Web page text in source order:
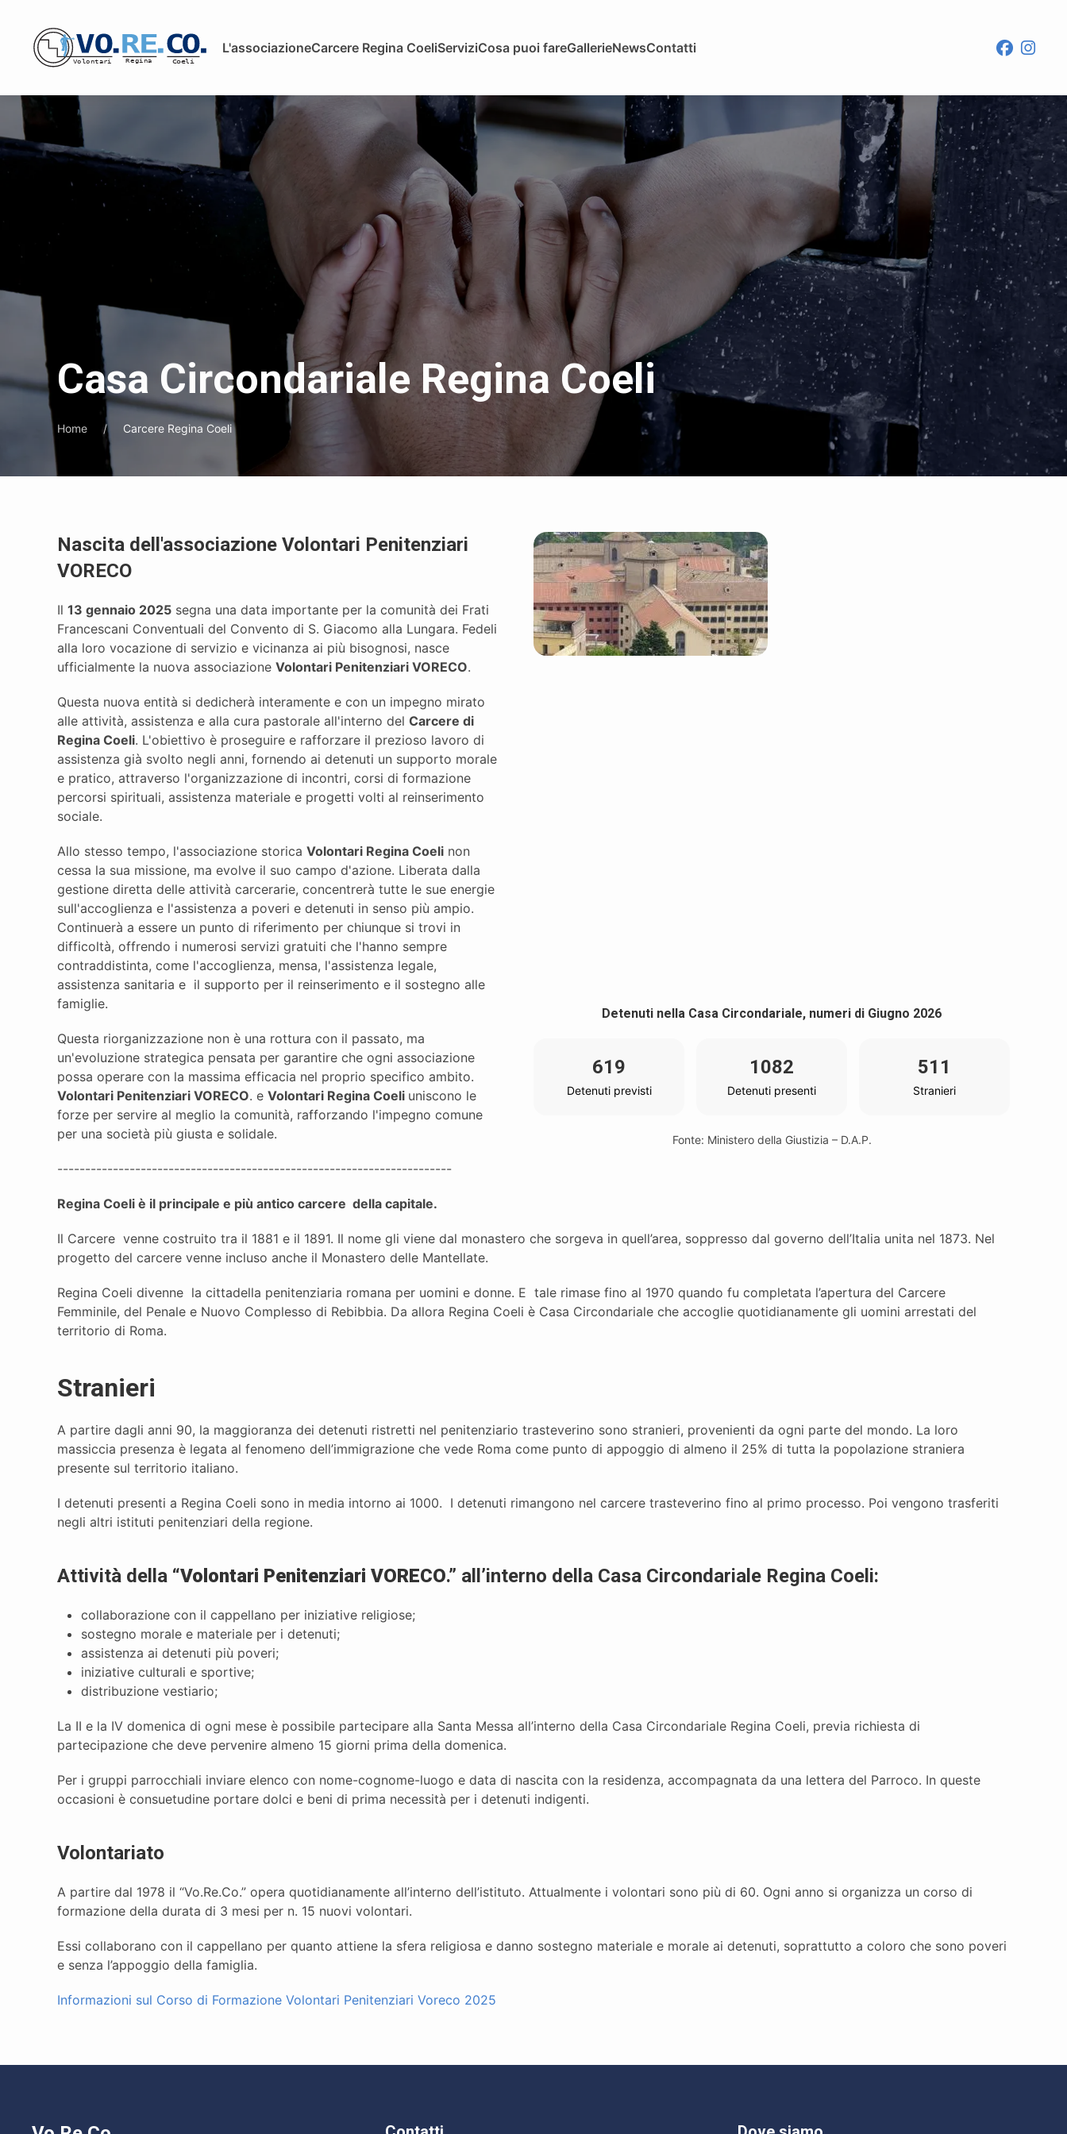
L'associazioneCarcere Regina CoeliServiziCosa puoi fareGallerieNewsContatti
Casa Circondariale Regina Coeli
Home Carcere Regina Coeli
Detenuti nella Casa Circondariale, numeri di Giugno 2026
619
Detenuti previsti
1082
Detenuti presenti
511
Stranieri
Fonte: Ministero della Giustizia – D.A.P.
Nascita dell'associazione Volontari Penitenziari
VORECO
Il 13 gennaio 2025 segna una data importante per la comunità dei Frati
Francescani Conventuali del Convento di S. Giacomo alla Lungara. Fedeli
alla loro vocazione di servizio e vicinanza ai più bisognosi, nasce
ufficialmente la nuova associazione Volontari Penitenziari VORECO.
Questa nuova entità si dedicherà interamente e con un impegno mirato
alle attività, assistenza e alla cura pastorale all'interno del Carcere di
Regina Coeli. L'obiettivo è proseguire e rafforzare il prezioso lavoro di
assistenza già svolto negli anni, fornendo ai detenuti un supporto morale
e pratico, attraverso l'organizzazione di incontri, corsi di formazione
percorsi spirituali, assistenza materiale e progetti volti al reinserimento
sociale.
Allo stesso tempo, l'associazione storica Volontari Regina Coeli non
cessa la sua missione, ma evolve il suo campo d'azione. Liberata dalla
gestione diretta delle attività carcerarie, concentrerà tutte le sue energie
sull'accoglienza e l'assistenza a poveri e detenuti in senso più ampio.
Continuerà a essere un punto di riferimento per chiunque si trovi in
difficoltà, offrendo i numerosi servizi gratuiti che l'hanno sempre
contraddistinta, come l'accoglienza, mensa, l'assistenza legale,
assistenza sanitaria e il supporto per il reinserimento e il sostegno alle
famiglie.
Questa riorganizzazione non è una rottura con il passato, ma
un'evoluzione strategica pensata per garantire che ogni associazione
possa operare con la massima efficacia nel proprio specifico ambito.
Volontari Penitenziari VORECO. e Volontari Regina Coeli uniscono le
forze per servire al meglio la comunità, rafforzando l'impegno comune
per una società più giusta e solidale.
-----------------------------------------------------------------------
Regina Coeli è il principale e più antico carcere della capitale.
Il Carcere venne costruito tra il 1881 e il 1891. Il nome gli viene dal monastero che sorgeva in quell’area, soppresso dal governo dell’Italia unita nel 1873. Nel
progetto del carcere venne incluso anche il Monastero delle Mantellate.
Regina Coeli divenne la cittadella penitenziaria romana per uomini e donne. E tale rimase fino al 1970 quando fu completata l’apertura del Carcere
Femminile, del Penale e Nuovo Complesso di Rebibbia. Da allora Regina Coeli è Casa Circondariale che accoglie quotidianamente gli uomini arrestati del
territorio di Roma.
Stranieri
A partire dagli anni 90, la maggioranza dei detenuti ristretti nel penitenziario trasteverino sono stranieri, provenienti da ogni parte del mondo. La loro
massiccia presenza è legata al fenomeno dell’immigrazione che vede Roma come punto di appoggio di almeno il 25% di tutta la popolazione straniera
presente sul territorio italiano.
I detenuti presenti a Regina Coeli sono in media intorno ai 1000. I detenuti rimangono nel carcere trasteverino fino al primo processo. Poi vengono trasferiti
negli altri istituti penitenziari della regione.
Attività della “Volontari Penitenziari VORECO.” all’interno della Casa Circondariale Regina Coeli:
collaborazione con il cappellano per iniziative religiose;
sostegno morale e materiale per i detenuti;
assistenza ai detenuti più poveri;
iniziative culturali e sportive;
distribuzione vestiario;
La II e la IV domenica di ogni mese è possibile partecipare alla Santa Messa all’interno della Casa Circondariale Regina Coeli, previa richiesta di
partecipazione che deve pervenire almeno 15 giorni prima della domenica.
Per i gruppi parrocchiali inviare elenco con nome-cognome-luogo e data di nascita con la residenza, accompagnata da una lettera del Parroco. In queste
occasioni è consuetudine portare dolci e beni di prima necessità per i detenuti indigenti.
Volontariato
A partire dal 1978 il “Vo.Re.Co.” opera quotidianamente all’interno dell’istituto. Attualmente i volontari sono più di 60. Ogni anno si organizza un corso di
formazione della durata di 3 mesi per n. 15 nuovi volontari.
Essi collaborano con il cappellano per quanto attiene la sfera religiosa e danno sostegno materiale e morale ai detenuti, soprattutto a coloro che sono poveri
e senza l’appoggio della famiglia.
Informazioni sul Corso di Formazione Volontari Penitenziari Voreco 2025